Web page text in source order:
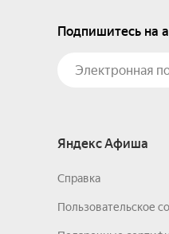
Подпишитесь на
Яндекс Афиша
Справка
Пользовательское